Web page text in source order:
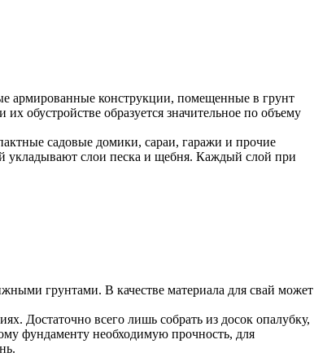
армированные конструкции, помещенные в грунт
обустройстве образуется значительное по объему
садовые домики, сараи, гаражи и прочие
укладывают слои песка и щебня. Каждый слой при
грунтами. В качестве материала для свай может
Достаточно всего лишь собрать из досок опалубку,
фундаменту необходимую прочность, для